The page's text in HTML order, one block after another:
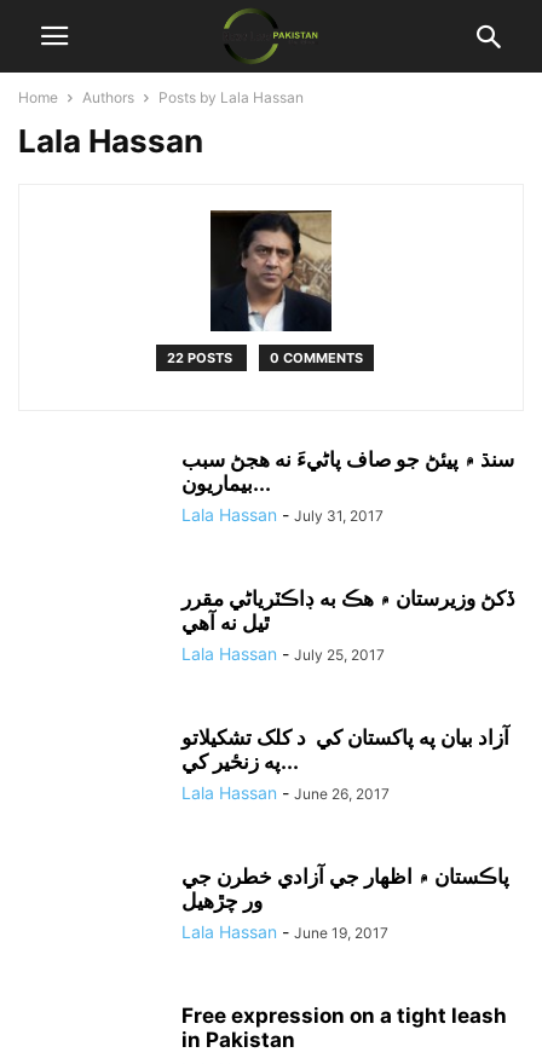
Home Authors Posts by Lala Hassan
Lala Hassan
22 POSTS 0 COMMENTS
سنڌ ۾ پيئڻ جو صاف پاڻيءَ نه هجڻ سبب
بيماريون...
Lala Hassan - July 31, 2017
ڏکڻ وزيرستان ۾ هڪ به ڊاڪٽرياڻي مقرر
ٿيل نه آهي
Lala Hassan - July 25, 2017
آزاد بيان په پاکستان کي د کلک تشکيلاتو
په زنځير کي...
Lala Hassan - June 26, 2017
پاڪستان ۾ اظهار جي آزادي خطرن جي
ور چڙهيل
Lala Hassan - June 19, 2017
Free expression on a tight leash
in Pakistan